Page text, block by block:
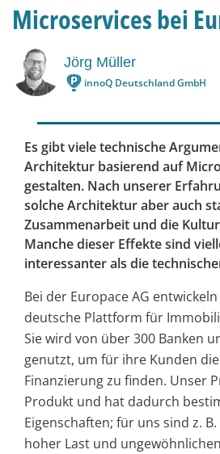
Microservices bei
Jörg Müller
innoQ Deutschland GmbH
Es gibt viele technische
Architektur basierend auf
gestalten. Nach unserer
solche Architektur aber auch
Zusammenarbeit und die
Manche dieser Effekte sind
interessanter als die
Bei der Europace AG
deutsche Plattform für
Sie wird von über 300 Banken
genutzt, um für ihre Kunden
Finanzierung zu finden. Unser
Produkt und hat dadurch
Eigenschaften; für uns sind z.
hoher Last und